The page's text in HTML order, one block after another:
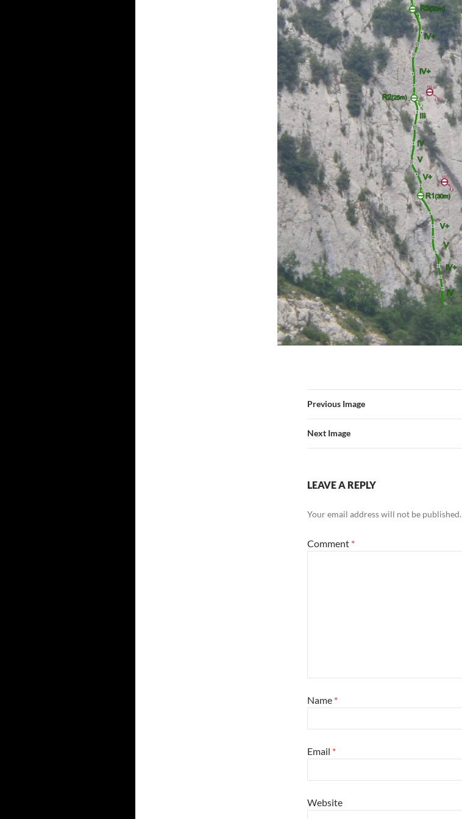
Previous Image
Next Image
LEAVE A REPLY
Your email address will not be published.
Comment *
Name *
Email *
Website